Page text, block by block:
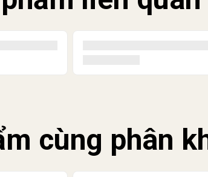
cùng phân